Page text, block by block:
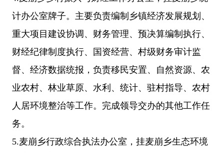
计办公室牌子。主要负责编制乡镇经济发展规划、
重大项目建设协调、财务管理、预决算编制执行、
财经纪律制度执行、国资经营、村级财务审计监
督、经济数据统报，负责移民安置、自然资源、农
业农村、林业草原、水利、统计、驻村指导、农村
人居环境整治等工作。完成领导交办的其他工作任
务。
5.麦崩乡行政综合执法办公室，挂麦崩乡生态环境